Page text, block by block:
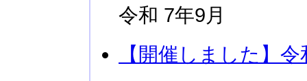
令和 7年9月
【開催しました】